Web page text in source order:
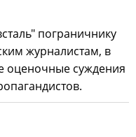
пограничнику
журналистам, в
оценочные суждения